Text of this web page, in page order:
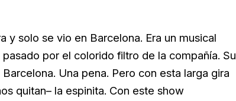
y solo se vio en Barcelona. Era un musical
pasado por el colorido filtro de la compañía. Su
Una pena. Pero con esta larga gira
quitan– la espinita. Con este show